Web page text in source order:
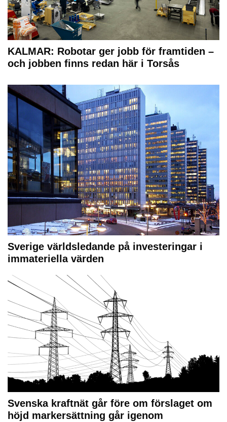
KALMAR: Robotar ger jobb för framtiden –
och jobben finns redan här i Torsås
Sverige världsledande på investeringar i
immateriella värden
Svenska kraftnät går före om förslaget om
höjd markersättning går igenom